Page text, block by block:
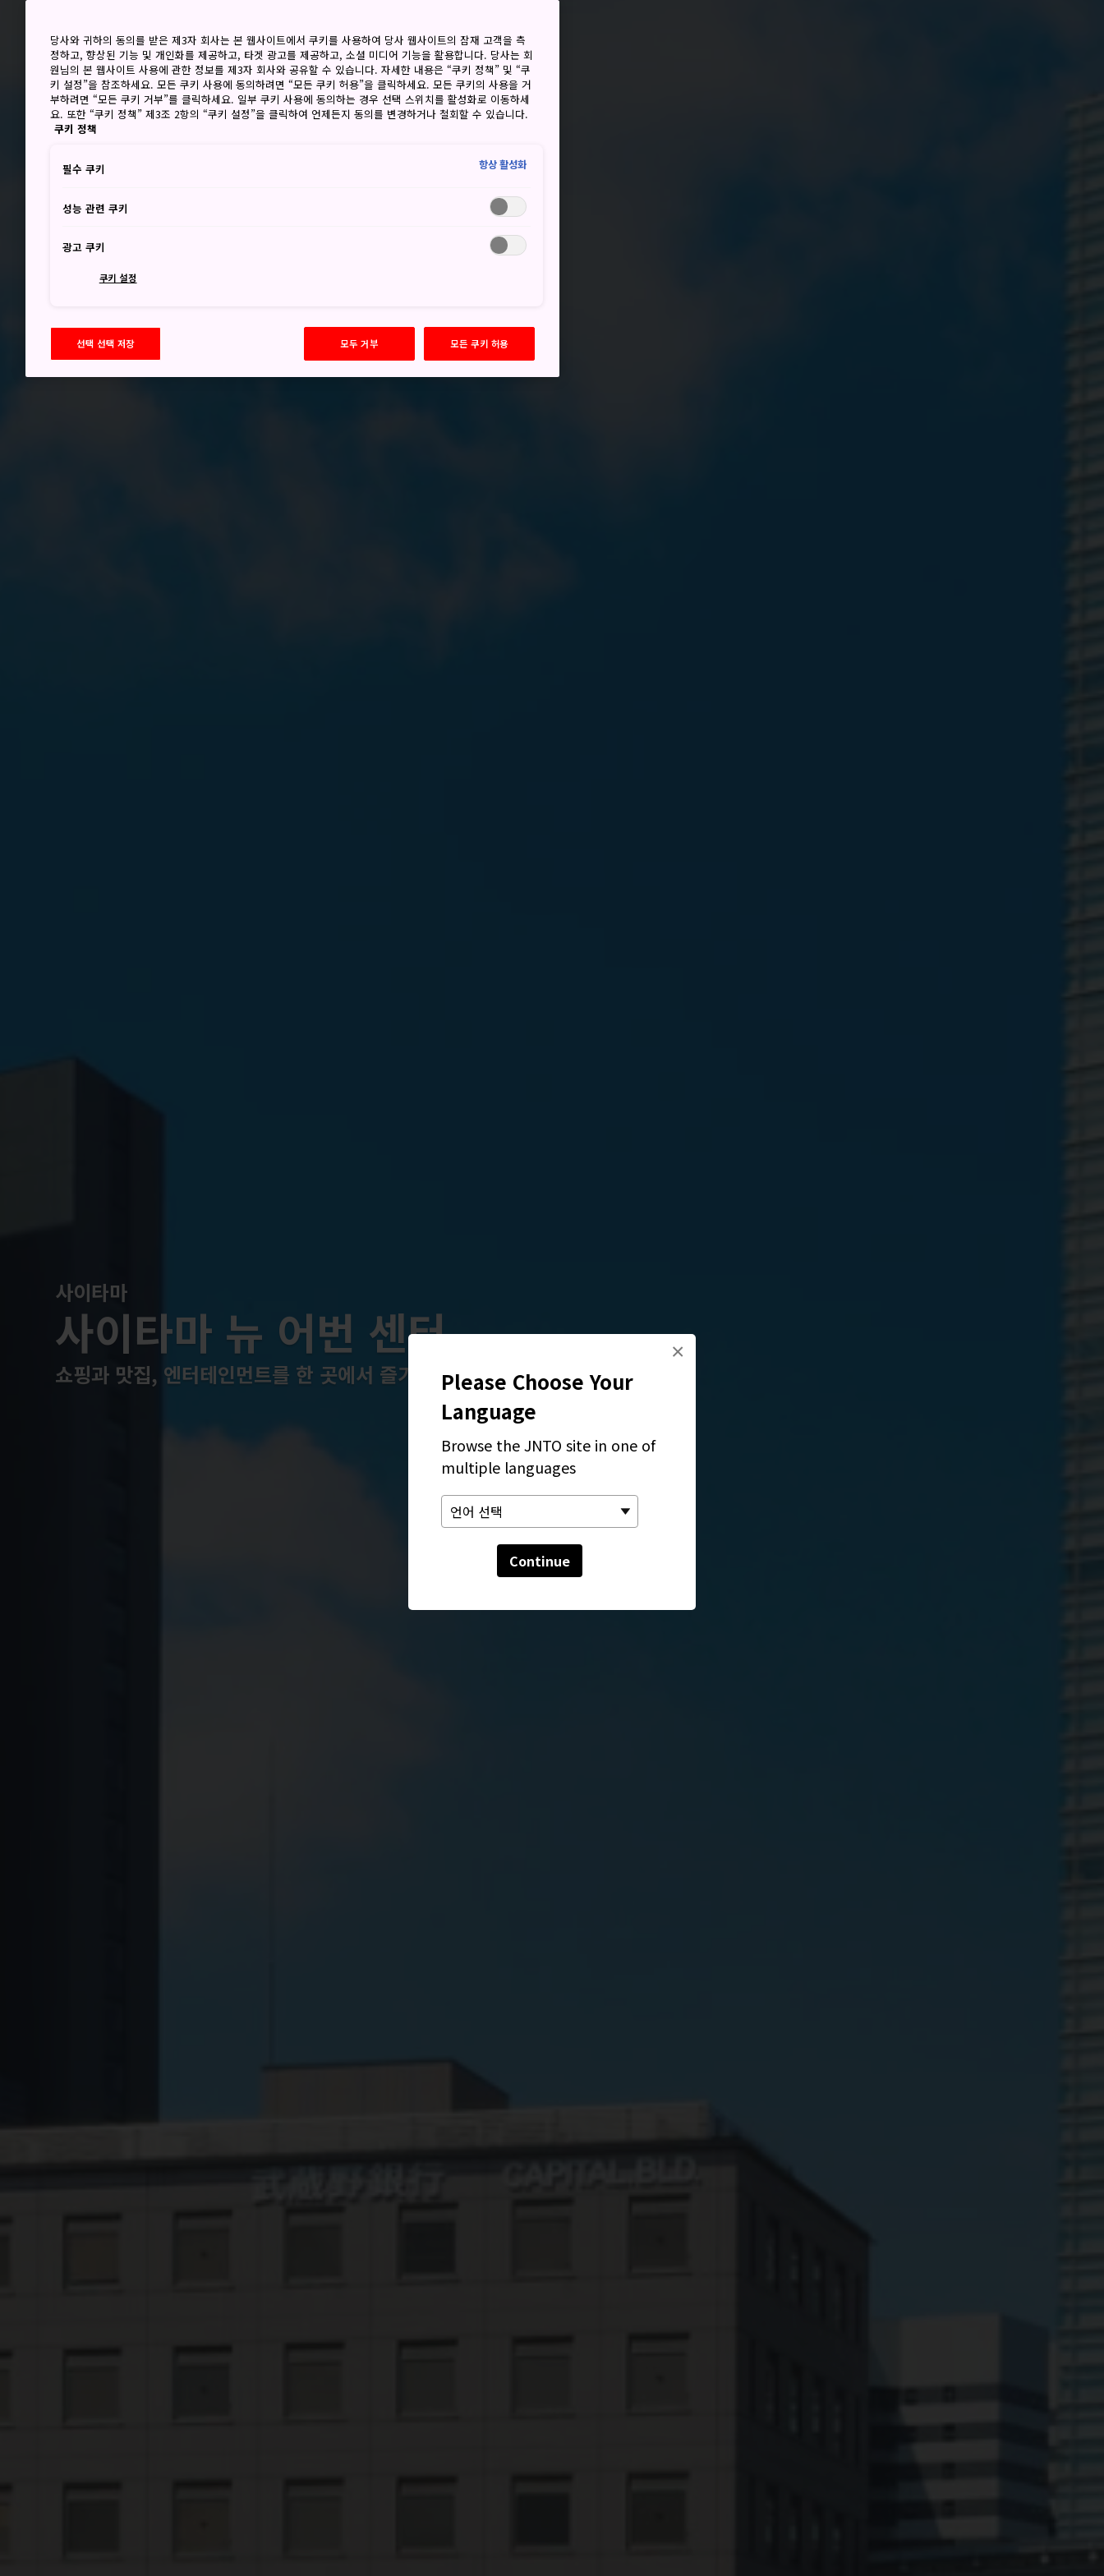
Please Choose Your
Language
Browse the JNTO site in one of
multiple languages
Continue
×
사이타마
사이타마 뉴 어번 센터
쇼핑과 맛집, 엔터테인먼트를 한 곳에서 즐기는 사이타마 도심
당사와 귀하의 동의를 받은 제3자 회사는 본 웹사이트에서 쿠키를 사용하여 당사 웹사이트의 잠재 고객을 측
정하고, 향상된 기능 및 개인화를 제공하고, 타겟 광고를 제공하고, 소셜 미디어 기능을 활용합니다. 당사는 회
원님의 본 웹사이트 사용에 관한 정보를 제3자 회사와 공유할 수 있습니다. 자세한 내용은 “쿠키 정책” 및 “쿠
키 설정”을 참조하세요. 모든 쿠키 사용에 동의하려면 “모든 쿠키 허용”을 클릭하세요. 모든 쿠키의 사용을 거
부하려면 “모든 쿠키 거부”를 클릭하세요. 일부 쿠키 사용에 동의하는 경우 선택 스위치를 활성화로 이동하세
요. 또한 “쿠키 정책” 제3조 2항의 “쿠키 설정”을 클릭하여 언제든지 동의를 변경하거나 철회할 수 있습니다.
쿠키 정책
필수 쿠키 항상 활성화
성능 관련 쿠키
광고 쿠키
쿠키 설정
선택 선택 저장 모두 거부 모든 쿠키 허용